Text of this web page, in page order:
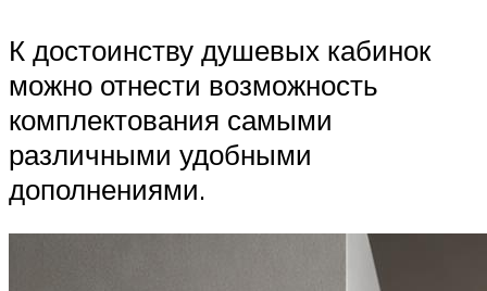
К достоинству душевых кабинок
можно отнести возможность
комплектования самыми
различными удобными
дополнениями.